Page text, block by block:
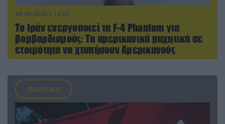
09.08.2026 | 14:02
Το Ιράν ενεργοποιεί τα F-4 Phantom για
βομβαρδισμούς: Τα αμερικανικά μαχητικά σε
ετοιμότητα να χτυπήσουν Αμερικανούς
ΠΟΛΙΤΙΚΗ